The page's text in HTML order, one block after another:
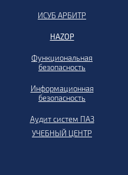
ИСУБ АРБИТР
HAZOP
Функциональная
безопасность
Информационная
безопасность
Аудит систем ПАЗ
УЧЕБНЫЙ ЦЕНТР